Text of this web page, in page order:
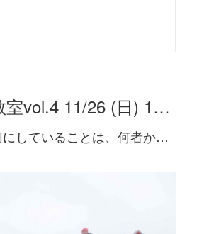
室vol.4 11/26 (日) 1…
していることは、何者か…